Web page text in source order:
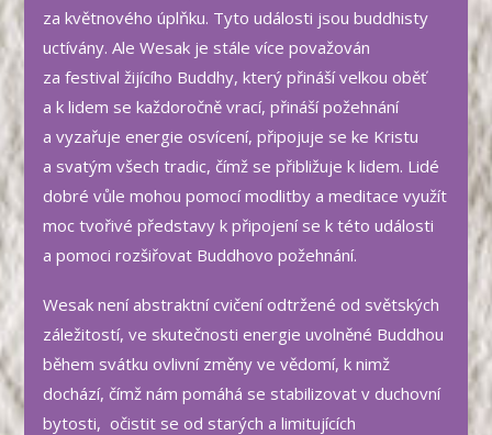
za květnového úplňku. Tyto události jsou buddhisty
uctívány. Ale Wesak je stále více považován
za festival žijícího Buddhy, který přináší velkou oběť
a k lidem se každoročně vrací, přináší požehnání
a vyzařuje energie osvícení, připojuje se ke Kristu
a svatým všech tradic, čímž se přibližuje k lidem. Lidé
dobré vůle mohou pomocí modlitby a meditace využít
moc tvořivé představy k připojení se k této události
a pomoci rozšiřovat Buddhovo požehnání.
Wesak není abstraktní cvičení odtržené od světských
záležitostí, ve skutečnosti energie uvolněné Buddhou
během svátku ovlivní změny ve vědomí, k nimž
dochází, čímž nám pomáhá se stabilizovat v duchovní
bytosti, očistit se od starých a limitujících